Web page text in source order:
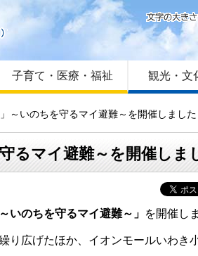
はじめての方へ
Foreign language
サイトマップ
子育て・医療・福祉 観光・文
～いのちを守るマイ避難～を開催しました
るマイ避難～を開催しま
いのちを守るマイ避難～」 を開催し
り広げたほか、イオンモールいわ